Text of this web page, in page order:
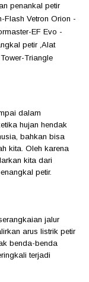
penankal petir
Flash Vetron Orion -
EF Evo -
petir ,Alat
Triangle
dalam
hujan hendak
bahkan bisa
kita. Oleh karena
kita dari
petir.
jalur
arus listrik petir
benda-benda
terjadi